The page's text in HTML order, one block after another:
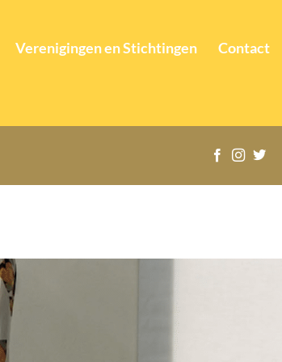
Verenigingen en Stichtingen Contact